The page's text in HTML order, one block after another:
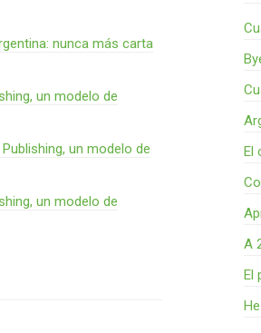
nunca más carta
un modelo de
un modelo de
un modelo de
El
A
El